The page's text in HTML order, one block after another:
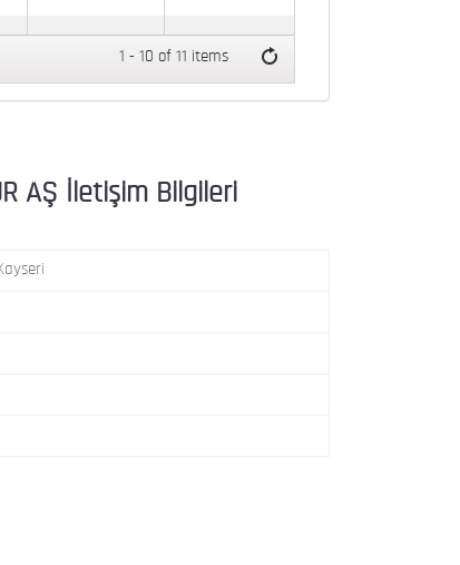
(352) 502-9025
1 - 10 of 11 items
AŞ İletişim Bilgileri